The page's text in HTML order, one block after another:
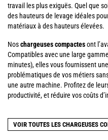
travail les plus exiguës. Quel que
des hauteurs de levage idéales
matériaux à des hauteurs élevées.
Noschargeuses compactesont
Compatibles avec une large
minutes), elles vous fournissent
problématiques de vos métiers
une autre machine. Profitez de
productivité, et réduire vos coûts
VOIR TOUTES LES CHARGEUSES